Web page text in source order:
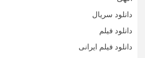
دانلود سریال
دانلود فیلم
دانلود فیلم ایرانی